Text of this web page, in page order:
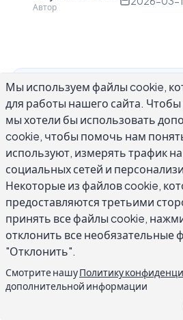
Автор
Правила грамматики
основой
общения. Неправильно
запятая, спутанные its/it's
длинное предложение
репутацию еще до того, как
до главной мысли.
что 59% профессионалов
грамматические ошибки
проблемой в рабочей
вы новому контакту,
или отвечаете на запрос
соблюдение твердых правил
Мы используем файлы cookie,
для работы нашего сайта.
мы хотели бы использовать
cookie, чтобы помочь нам
используют, измерять трафик
социальных сетей и
Некоторые из файлов cookie,
предоставляются третьими
принять все файлы cookie,
отклонить все
"Отклонить".
Смотрите нашуПолитику
дополнительной информации